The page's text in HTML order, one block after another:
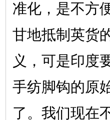
准化，是不方
甘地抵制英货
义，可是印度
手纺脚钩的原
了。我们现在